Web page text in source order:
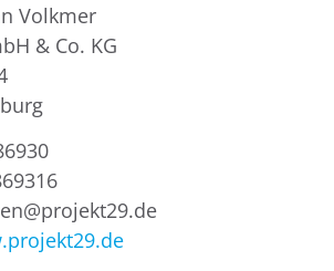
Volkmer
& Co. KG